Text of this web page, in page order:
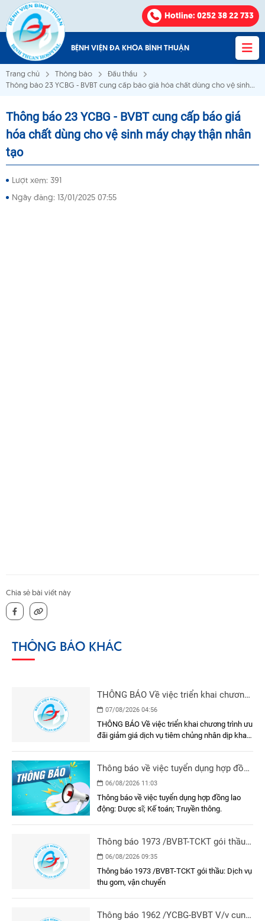
Hotline: 0252 38 22 733
BỆNH VIỆN ĐA KHOA BÌNH THUẬN
Bệnh viện Đa khoa Bình Thuận
Trang chủ Thông báo
Đấu thầu
Thông báo 23 YCBG - BVBT cung cấp báo giá hóa chất dùng cho vệ sinh
Thông báo 23 YCBG - BVBT cung cấp báo giá
hóa chất dùng cho vệ sinh máy chạy thận nhân
tạo
Lượt xem: 391
Ngày đăng: 13/01/2025 07:55
Chia sẻ bài viết này
THÔNG BÁO KHÁC
THÔNG BÁO Về việc triển khai chương
trình ưu đãi giảm giá dịch vụ tiêm
chủng nhân dịp khai trương Phòng Tiêm
chủng - Bệnh viện Đa khoa Bình Thuận
07/08/2026 04:56
THÔNG BÁO Về việc triển khai chương trình ưu
đãi giảm giá dịch vụ tiêm chủng nhân dịp khai
Thông báo về việc tuyển dụng hợp đồng
lao động
06/08/2026 11:03
Thông báo về việc tuyển dụng hợp đồng lao
động: Dược sĩ; Kế toán; Truyền thông.
Thông báo 1973 /BVBT-TCKT gói thầu:
Dịch vụ thu gom, vận chuyển
06/08/2026 09:35
Thông báo 1973 /BVBT-TCKT gói thầu: Dịch vụ
thu gom, vận chuyển
Thông báo 1962 /YCBG-BVBT V/v cung